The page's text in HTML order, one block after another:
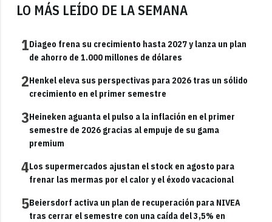
LO MÁS LEÍDO DE LA SEMANA
1Diageo frena su crecimiento hasta 2027 y lanza un plan
de ahorro de 1.000 millones de dólares
2Henkel eleva sus perspectivas para 2026 tras un sólido
crecimiento en el primer semestre
3Heineken aguanta el pulso a la inflación en el primer
semestre de 2026 gracias al empuje de su gama
premium
4Los supermercados ajustan el stock en agosto para
frenar las mermas por el calor y el éxodo vacacional
5Beiersdorf activa un plan de recuperación para NIVEA
tras cerrar el semestre con una caída del 3,5% en